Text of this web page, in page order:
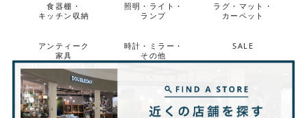
LINDTは、本体色が＜ナチュラル＞＜ブラウン＞の2色から
の2色から選べます。4種類からお好きな組み合わせを楽し
めます。
食器棚・
キッチン収納
照明・ライト・
ランプ
ラグ・マット・
カーペット
アンティーク
家具
時計・ミラー・
その他
SALE